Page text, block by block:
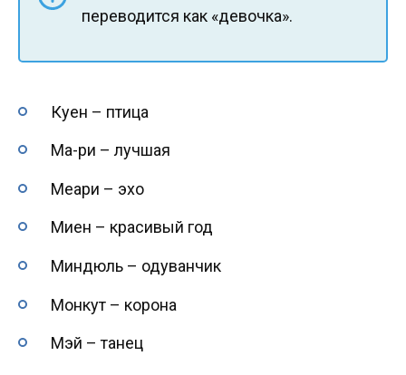
переводится как «девочка».
Куен – птица
Ма-ри – лучшая
Меари – эхо
Миен – красивый год
Миндюль – одуванчик
Монкут – корона
Мэй – танец